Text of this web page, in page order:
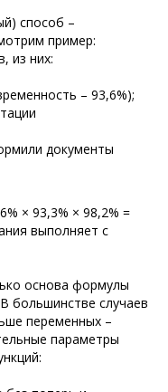
способ –
пример:
из них:
– 93,6%);
документы
× 93,3% × 98,2% =
выполняет с
основа формулы
большинстве случаев
переменных –
параметры